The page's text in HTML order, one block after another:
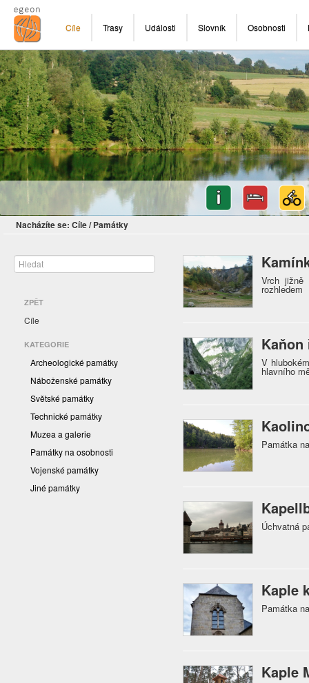
Cíle Trasy Události Slovník Osobnosti
Nacházíte se: Cíle/ Památky
ZPĚT
Cíle
KATEGORIE
Archeologické památky
Náboženské památky
Světské památky
Technické památky
Muzea a galerie
Památky na osobnosti
Vojenské památky
Jiné památky
Vrch jižně
rozhledem
Kaňon
V
hlavního
Památka
Úchvatná
Kaple
Památka
Kaple